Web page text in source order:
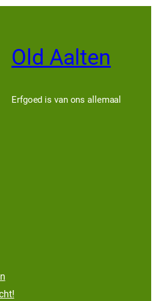
Old Aalten
Erfgoed is van ons allemaal